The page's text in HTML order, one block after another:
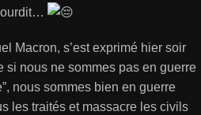
Macron, s’est exprimé hier soir
nous ne sommes pas en guerre
nous sommes bien en guerre
les traités et massacre les civils